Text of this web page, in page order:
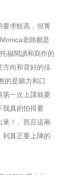
要求較高，但菁
老師都是
福閱讀和寫作的
方向和背好的佳
的是聽力和口
第一次上課就要
我真的怕得要
來！」而且這兩
到真正要上陣的